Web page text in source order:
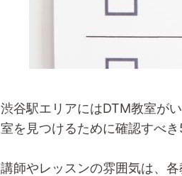
渋谷駅エリアにはDTM教室が
室を見つけるために確認すべ
講師やレッスンの雰囲気は、